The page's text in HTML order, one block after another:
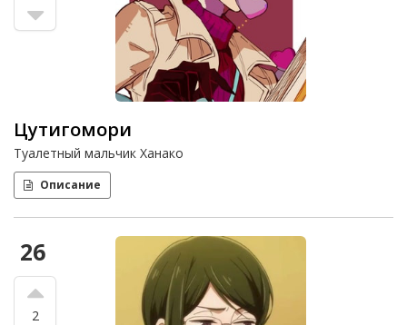
Цутигомори
Туалетный мальчик Ханако
Описание
26
2